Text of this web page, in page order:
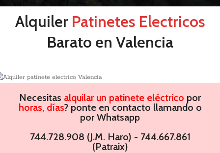
Alquiler Patinetes Electricos
Barato en Valencia
Necesitas alquilar un patinete eléctrico por
horas, días? ponte en contacto llamando o
por Whatsapp
744.728.908 (J.M. Haro) - 744.667.861
(Patraix)